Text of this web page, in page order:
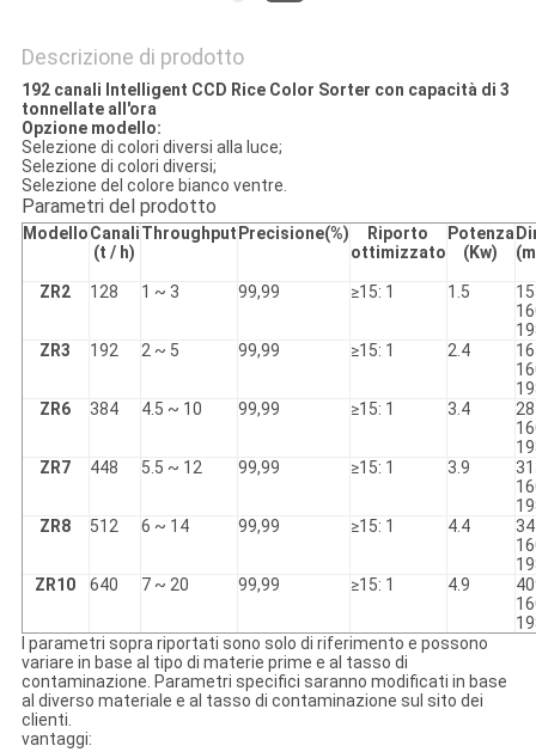
Descrizione di prodotto
192 canali Intelligent CCD Rice Color Sorter con capacità di 3
tonnellate all'ora
Opzione modello:
Selezione di colori diversi alla luce;
Selezione di colori diversi;
Selezione del colore bianco ventre.
Parametri del prodotto
ModelloCanali
(t / h)
Throughput Precisione(%)
Riporto
ottimizzato
Potenza
(Kw)
ZR2 128 1 ~ 3 99,99 ≥15: 1 1.5
ZR3
192 2 ~ 5 99,99 ≥15: 1 2.4
ZR6
384 4.5 ~ 10 99,99 ≥15: 1 3.4
ZR7
448 5.5 ~ 12 99,99 ≥15: 1 3.9
ZR8
512 6 ~ 14 99,99 ≥15: 1 4.4
ZR10
640 7 ~ 20 99,99 ≥15: 1 4.9
I parametri sopra riportati sono solo di riferimento e possono
variare in base al tipo di materie prime e al tasso di
contaminazione. Parametri specifici saranno modificati in base
al diverso materiale e al tasso di contaminazione sul sito dei
clienti.
vantaggi: